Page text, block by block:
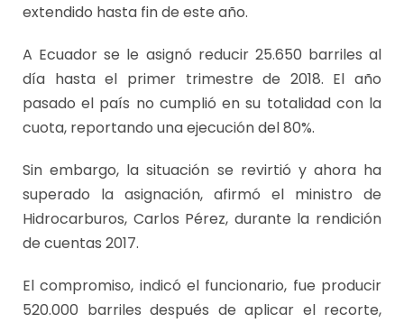
extendido hasta fin de este año.
A Ecuador se le asignó reducir 25.650 barriles al
día hasta el primer trimestre de 2018. El año
pasado el país no cumplió en su totalidad con la
cuota, reportando una ejecución del 80%.
Sin embargo, la situación se revirtió y ahora ha
superado la asignación, afirmó el ministro de
Hidrocarburos, Carlos Pérez, durante la rendición
de cuentas 2017.
El compromiso, indicó el funcionario, fue producir
520.000 barriles después de aplicar el recorte,